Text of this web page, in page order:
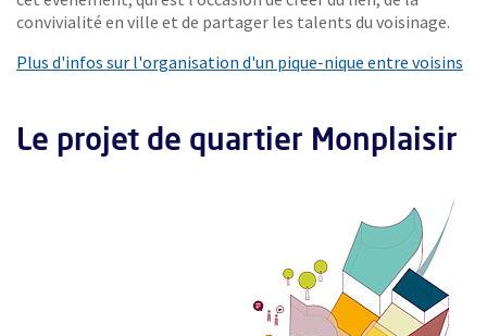
convivialité en ville et de partager les talents du voisinage.
Plus d'infos sur l'organisation d'un pique-nique entre voisins
Le projet de quartier Monplaisir